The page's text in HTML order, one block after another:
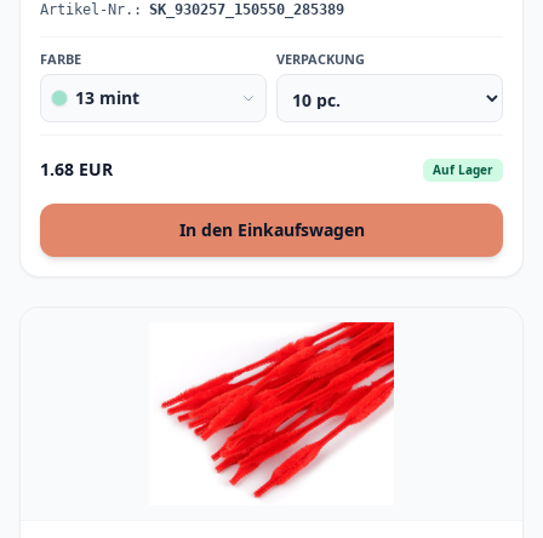
Artikel-Nr.: SK_930257_150550_285389
FARBE
13 mint
VERPACKUNG
1.68 EUR Auf Lager
In den Einkaufswagen